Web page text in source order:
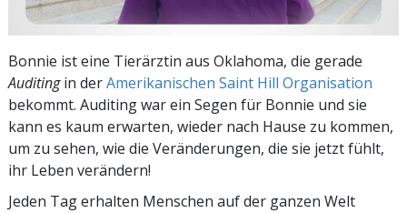
Bonnie ist eine Tierärztin aus Oklahoma, die gerade
Auditingin derAmerikanischen Saint Hill Organisation
bekommt. Auditing war ein Segen für Bonnie und sie
kann es kaum erwarten, wieder nach Hause zu kommen,
um zu sehen, wie die Veränderungen, die sie jetzt fühlt,
ihr Leben verändern!
Jeden Tag erhalten Menschen auf der ganzen Welt